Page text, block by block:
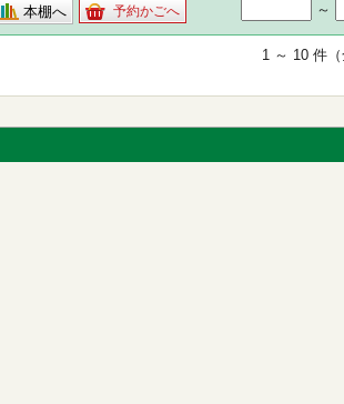
本棚へ 予約かごへ ～
1 ～ 10 件